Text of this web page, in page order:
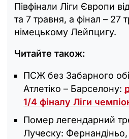
Півфінали Ліги Європи
та 7 травня, а фінал – 27
німецькому Лейпцигу.
Читайте також:
ПСЖ без Забарного
Атлетіко – Барселону:
1/4 фіналу Ліги
Помер легендарний
Луческу: